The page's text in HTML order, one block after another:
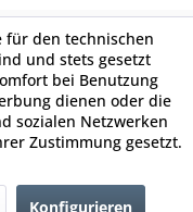
für den technischen
und stets gesetzt
bei Benutzung
dienen oder die
sozialen Netzwerken
Zustimmung gesetzt.
Konfigurieren